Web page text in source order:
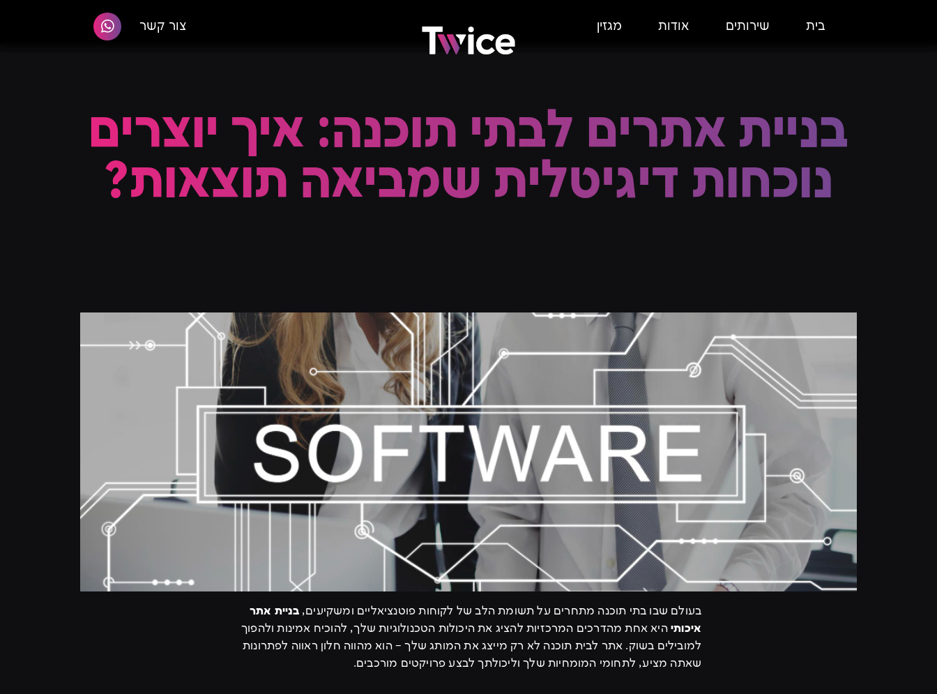
בית שירותים
בניית אתרים קידום ממומן
סושיאל ומשפיענים
אודות מגזין צור קשר
בניית אתרים לבתי תוכנה: איך יוצרים
נוכחות דיגיטלית שמביאה תוצאות?
בעולם שבו בתי תוכנה מתחרים על תשומת הלב של לקוחות פוטנציאליים ומשקיעים,בניית אתר
איכותי היא אחת מהדרכים המרכזיות להציג את היכולות הטכנולוגיות שלך, להוכיח אמינות ולהפוך
למובילים בשוק. אתר לבית תוכנה לא רק מייצג את המותג שלך – הוא מהווה חלון ראווה לפתרונות
שאתה מציע, לתחומי המומחיות שלך וליכולתך לבצע פרויקטים מורכבים.